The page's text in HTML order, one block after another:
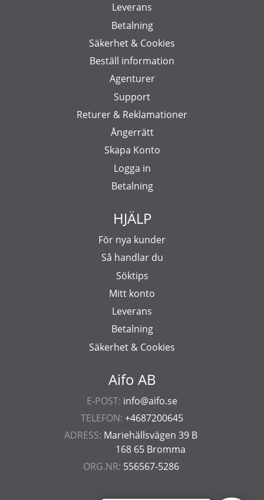
Aifo AB
E-POST: info@aifo.se
TELEFON: +4687200645
ADRESS: Mariehällsvägen 39 B
168 65 Bromma
ORG.NR: 556567-5286
Leverans
Betalning
Säkerhet & Cookies
Beställ information
Agenturer
Support
Returer & Reklamationer
Ångerrätt
Skapa Konto
Logga in
Betalning
HJÄLP
För nya kunder
Så handlar du
Söktips
Mitt konto
Leverans
Betalning
Säkerhet & Cookies